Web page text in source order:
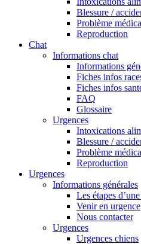
Blessure /
Problème
Reproduction
Chat
Informations chat
Informations
Fiches infos
Fiches infos
FAQ
Glossaire
Urgences
Intoxications
Blessure /
Problème
Reproduction
Urgences
Informations générales
Les étapes
Venir en urgence
Nous contacter
Urgences
Urgences chiens